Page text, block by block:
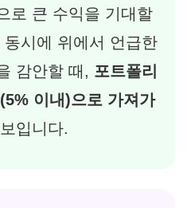
로 큰 수익을 기대할
시에 위에서 언급한
감안할 때, 포트폴리
이내)으로 가져가
입니다.